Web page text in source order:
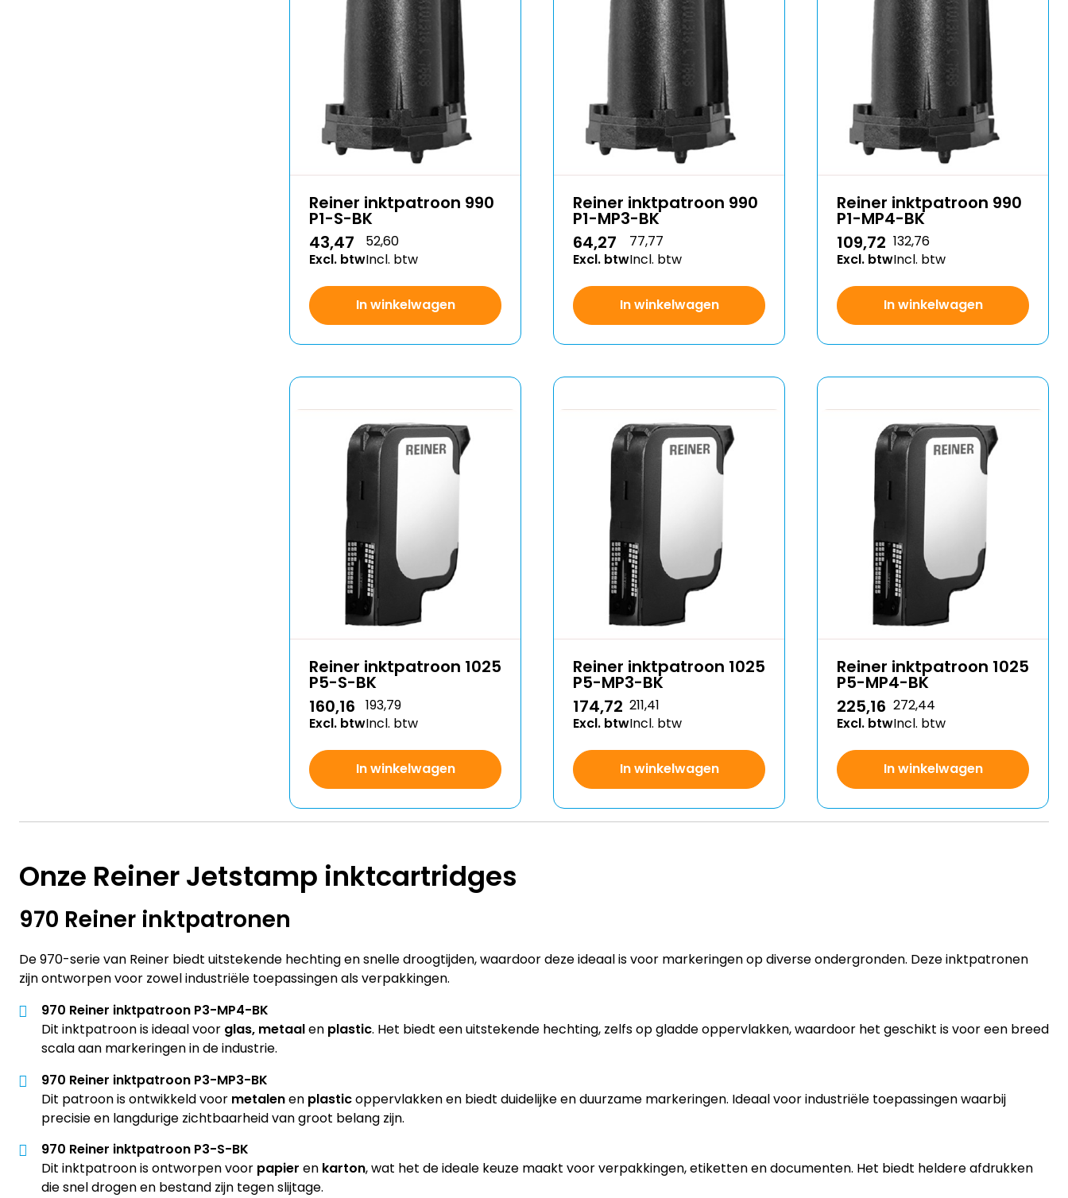
Reiner inktpatroon 990
P1-S-BK
43,47
Excl. btw
52,60
Incl. btw
In winkelwagen
Reiner inktpatroon 990
P1-MP3-BK
64,27
Excl. btw
77,77
Incl. btw
In winkelwagen
Reiner inktpatroon 990
P1-MP4-BK
109,72
Excl. btw
132,76
Incl. btw
In winkelwagen
Reiner inktpatroon 1025
P5-S-BK
160,16
Excl. btw
193,79
Incl. btw
In winkelwagen
Reiner inktpatroon 1025
P5-MP3-BK
174,72
Excl. btw
211,41
Incl. btw
In winkelwagen
Reiner inktpatroon 1025
P5-MP4-BK
225,16
Excl. btw
272,44
Incl. btw
In winkelwagen
Onze Reiner Jetstamp inktcartridges
970 Reiner inktpatronen
De 970-serie van Reiner biedt uitstekende hechting en snelle droogtijden, waardoor deze ideaal is voor markeringen op diverse ondergronden. Deze inktpatronen
zijn ontworpen voor zowel industriële toepassingen als verpakkingen.
970 Reiner inktpatroon P3-MP4-BK
Dit inktpatroon is ideaal voor glas, metaalen plastic. Het biedt een uitstekende hechting, zelfs op gladde oppervlakken, waardoor het geschikt is voor een breed
scala aan markeringen in de industrie.
970 Reiner inktpatroon P3-MP3-BK
Dit patroon is ontwikkeld voor metalenen plasticoppervlakken en biedt duidelijke en duurzame markeringen. Ideaal voor industriële toepassingen waarbij
precisie en langdurige zichtbaarheid van groot belang zijn.
970 Reiner inktpatroon P3-S-BK
Dit inktpatroon is ontworpen voor papier en karton, wat het de ideale keuze maakt voor verpakkingen, etiketten en documenten. Het biedt heldere afdrukken
die snel drogen en bestand zijn tegen slijtage.